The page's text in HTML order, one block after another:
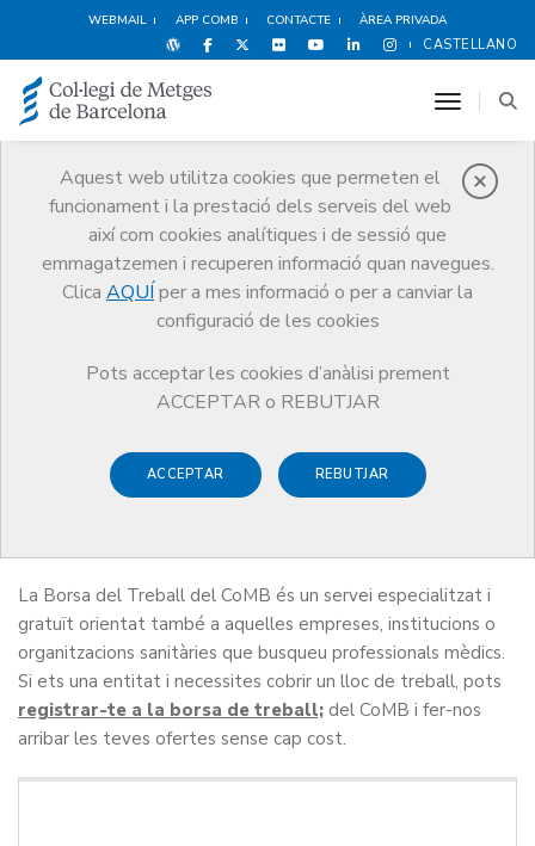
WEBMAIL APP COMB CONTACTE ÀREA PRIVADA
CASTELLANO
Aquest web utilitza cookies que permeten el
funcionament i la prestació dels serveis del web
així com cookies analítiques i de sessió que
emmagatzemen i recuperen informació quan navegues.
Clica AQUÍ per a mes informació o per a canviar la
configuració de les cookies
Pots acceptar les cookies d’anàlisi prement
ACCEPTAR o REBUTJAR
ACCEPTAR REBUTJAR
toggle
Borsa de treball
Borsa de treball Borsa de treball
El Servei d'Ocupació del CoMB posa a disposició dels
en l'àmbit mèdici un servei d'assessorament personalitzat
format pertècnics experts en el sectorque t'ajudaran en
La Borsa del Treball del CoMB és un servei especialitzat i
gratuït orientat també a aquelles empreses, institucions o
organitzacions sanitàries que busqueu professionals mèdics.
Si ets una entitat i necessites cobrir un lloc de treball, pots
registrar-te a la borsa de treball; del CoMB i fer-nos
arribar les teves ofertes sense cap cost.